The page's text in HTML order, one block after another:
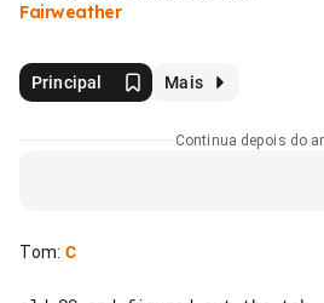
Fairweather
Principal Mais
Continua depois do
Tom: C